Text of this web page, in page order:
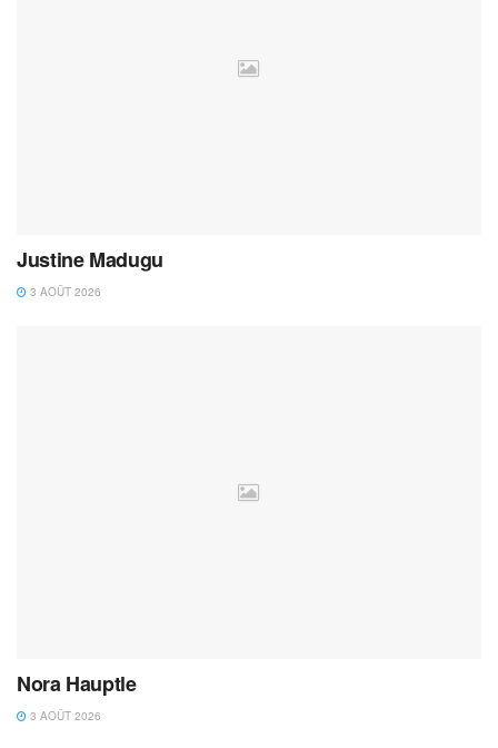
Justine Madugu
3 AOÛT 2026
Nora Hauptle
3 AOÛT 2026